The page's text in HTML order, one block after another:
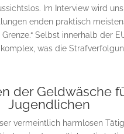
Im Interview wird
enden praktisch
Selbst innerhalb der
was die
der Geldwäsche
Jugendlichen
vermeintlich harmlosen